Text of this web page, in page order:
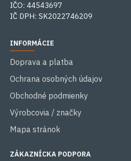
IČO: 44543697
IČ DPH: SK2022746209
INFORMÁCIE
Doprava a platba
Ochrana osobných údajov
Obchodné podmienky
Výrobcovia / značky
Mapa stránok
ZÁKAZNÍCKA PODPORA